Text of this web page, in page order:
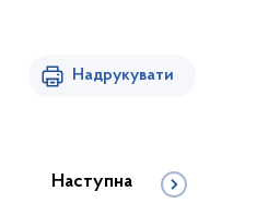
Надрукувати
Наступна